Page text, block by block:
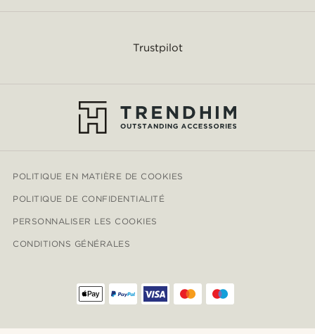
Trustpilot
POLITIQUE EN MATIÈRE DE COOKIES
POLITIQUE DE CONFIDENTIALITÉ
PERSONNALISER LES COOKIES
CONDITIONS GÉNÉRALES